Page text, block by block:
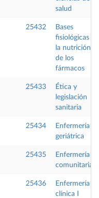
salud
25432
Bases
fisiológicas de
la nutrición y
de los
fármacos
25433
Ética y
legislación
sanitaria
25434
Enfermería
geriátrica
25435
Enfermería
comunitaria I
25436
Enfermería
clínica I